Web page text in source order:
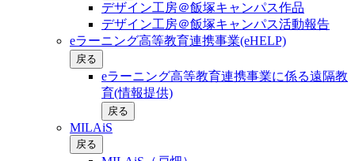
デザイン工房＠飯塚キャンパス作品
デザイン工房＠飯塚キャンパス活動報告
eラーニング高等教育連携事業(eHELP)
戻る
eラーニング高等教育連携事業に係る遠隔教
育(情報提供)
戻る
MILAiS
戻る